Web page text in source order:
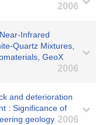
2006
Infrared
Quartz Mixtures,
GeoX
2006
and deterioration
: Significance of
geology 2006